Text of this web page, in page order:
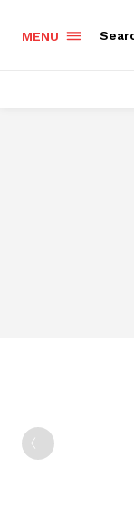
MENU